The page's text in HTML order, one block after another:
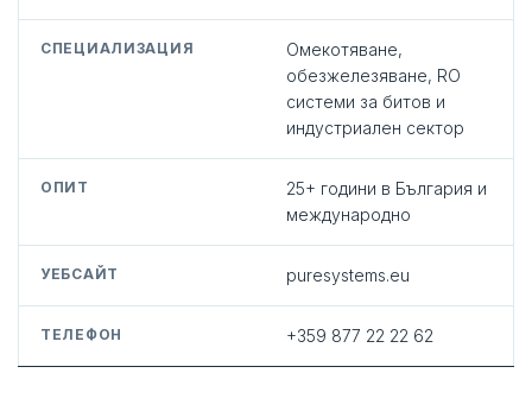
СПЕЦИАЛИЗАЦИЯ
Омекотяване,
обезжелезяване, RO
системи за битов и
индустриален сектор
ОПИТ
25+ години в България и
международно
УЕБСАЙТ puresystems.eu
ТЕЛЕФОН +359 877 22 22 62